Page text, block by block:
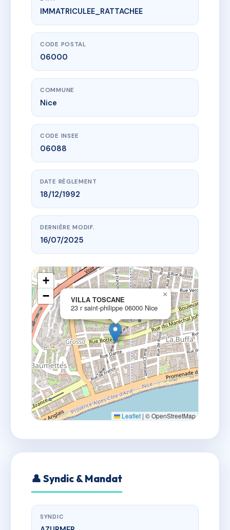
www.vme.plus/AE6905293
VILLA TOSCANE
23 r saint-philippe
IMMATRICULEE_RATTACHEE
CODE POSTAL
06000
COMMUNE
Nice
CODE INSEE
06088
DATE RÈGLEMENT
18/12/1992
DERNIÈRE MODIF.
16/07/2025
VILLA TOSCANE
23 r saint-philippe 06000 Nice
×
+
−
Leaflet | © OpenStreetMap
👤 Syndic & Mandat
SYNDIC